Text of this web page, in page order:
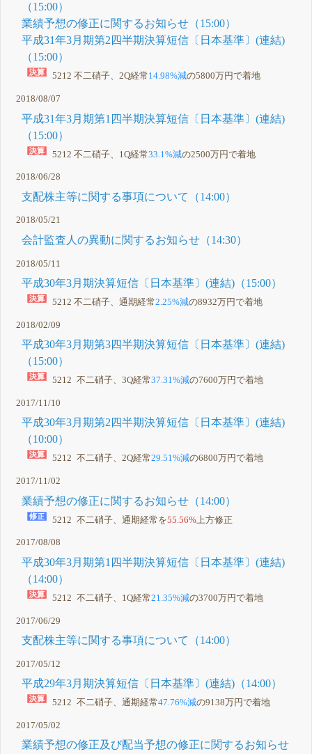
（15:00）
業績予想の修正に関するお知らせ（15:00）
平成31年3月期第2四半期決算短信〔日本基準〕(連結)
（15:00）
5212 不二硝子、2Q経常14.98%減の5800万円で着地
2018/08/07
平成31年3月期第1四半期決算短信〔日本基準〕(連結)
（15:00）
5212 不二硝子、1Q経常33.1%減の2500万円で着地
2018/06/28
支配株主等に関する事項について（14:00）
2018/05/21
会計監査人の異動に関するお知らせ（14:30）
2018/05/11
平成30年3月期決算短信〔日本基準〕(連結)（15:00）
5212 不二硝子、通期経常2.25%減の8932万円で着地
2018/02/09
平成30年3月期第3四半期決算短信〔日本基準〕(連結)
（15:00）
5212 不二硝子、3Q経常37.31%減の7600万円で着地
2017/11/10
平成30年3月期第2四半期決算短信〔日本基準〕(連結)
（10:00）
5212 不二硝子、2Q経常29.51%減の6800万円で着地
2017/11/02
業績予想の修正に関するお知らせ（14:00）
5212 不二硝子、通期経常を55.56% 上方修正
2017/08/08
平成30年3月期第1四半期決算短信〔日本基準〕(連結)
（14:00）
5212 不二硝子、1Q経常21.35%減の3700万円で着地
2017/06/29
支配株主等に関する事項について（14:00）
2017/05/12
平成29年3月期決算短信〔日本基準〕(連結)（14:00）
5212 不二硝子、通期経常47.76%減の9138万円で着地
2017/05/02
業績予想の修正及び配当予想の修正に関するお知らせ